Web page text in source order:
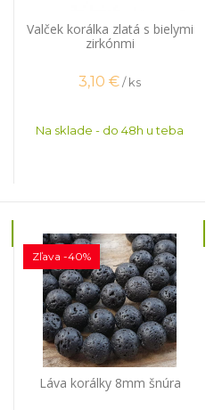
Valček korálka zlatá s bielymi
zirkónmi
3,10 €/ ks
Na sklade - do 48h u teba
Láva korálky 8mm šnúra
Zľava -40%